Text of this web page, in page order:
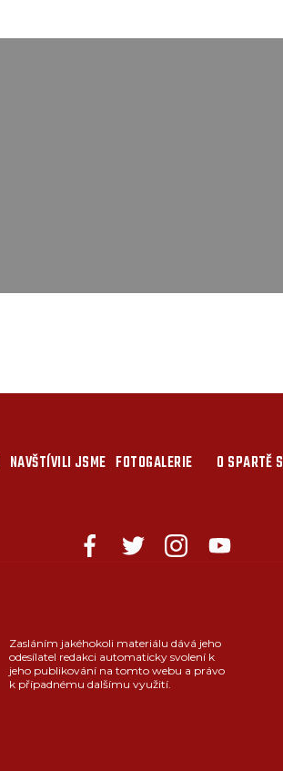
NAVŠTÍVILI JSME FOTOGALERIE O SPARTĚ S
Zasláním jakéhokoli materiálu dává jeho
odesílatel redakci automaticky svolení k
jeho publikování na tomto webu a právo
k případnému dalšímu využití.